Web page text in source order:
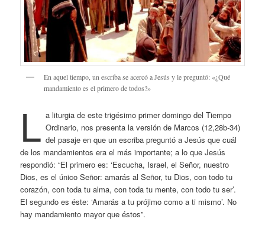
En aquel tiempo, un escriba se acercó a Jesús y le preguntó: «¿Qué
mandamiento es el primero de todos?»
L a liturgia de este trigésimo primer domingo del Tiempo
Ordinario, nos presenta la versión de Marcos (12,28b-34)
del pasaje en que un escriba preguntó a Jesús que cuál
de los mandamientos era el más importante; a lo que Jesús
respondió: “El primero es: ‘Escucha, Israel, el Señor, nuestro
Dios, es el único Señor: amarás al Señor, tu Dios, con todo tu
corazón, con toda tu alma, con toda tu mente, con todo tu ser’.
El segundo es éste: ‘Amarás a tu prójimo como a ti mismo’. No
hay mandamiento mayor que éstos”.